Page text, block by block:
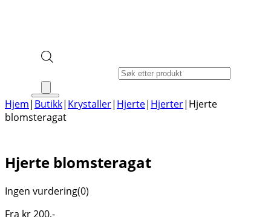
Hjem| Butikk| Krystaller| Hjerte| Hjerter| Hjerte
blomsteragat
Hjerte blomsteragat
Ingen vurdering(0)
Fra kr200,-